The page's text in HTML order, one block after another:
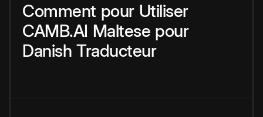
Comment pour Utiliser
CAMB.AI Maltese pour
Danish Traducteur